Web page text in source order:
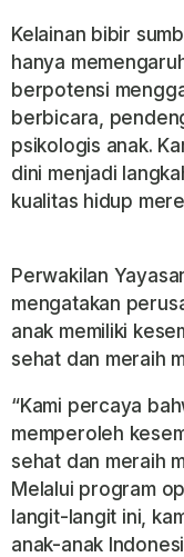
Kelainan bibir
hanya
berpotensi
berbicara,
psikologis anak.
dini menjadi
kualitas hidup
Perwakilan
mengatakan
anak memiliki
sehat dan meraih
“Kami percaya
memperoleh
sehat dan meraih
Melalui program
langit-langit ini,
anak-anak